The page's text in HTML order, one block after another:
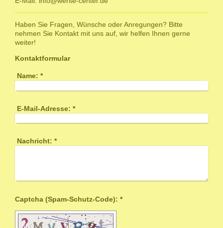
Haben Sie Fragen, Wünsche oder Anregungen? Bitte
nehmen Sie Kontakt mit uns auf, wir helfen Ihnen gerne
weiter!
Kontaktformular
Name: *
E-Mail-Adresse: *
Nachricht: *
Captcha (Spam-Schutz-Code): *